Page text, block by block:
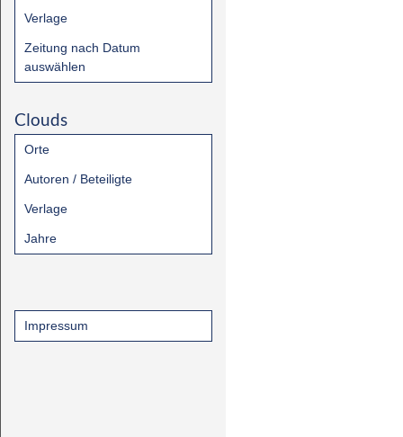
Verlage
Zeitung nach Datum
auswählen
Clouds
Orte
Autoren / Beteiligte
Verlage
Jahre
Impressum